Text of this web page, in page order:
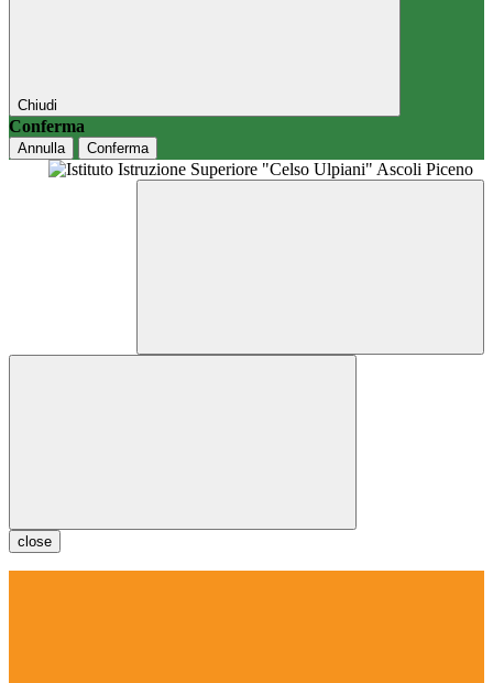
Chiudi
Conferma
Annulla Conferma
close